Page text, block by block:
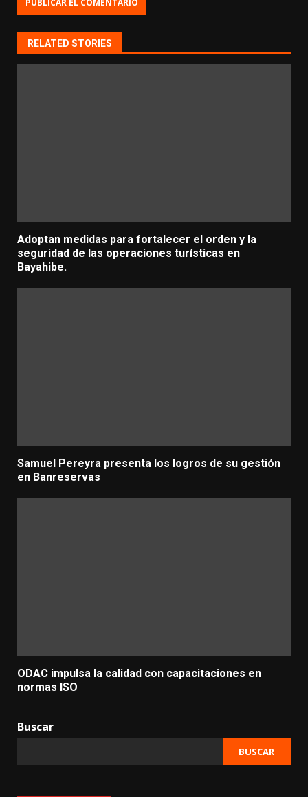
RELATED STORIES
Adoptan medidas para fortalecer el orden y la
seguridad de las operaciones turísticas en
Bayahibe.
Samuel Pereyra presenta los logros de su gestión
en Banreservas
ODAC impulsa la calidad con capacitaciones en
normas ISO
Buscar
BUSCAR